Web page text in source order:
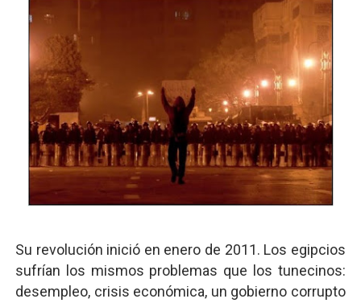
Su revolución inició en enero de 2011. Los egipcios
sufrían los mismos problemas que los tunecinos:
desempleo, crisis económica, un gobierno corrupto